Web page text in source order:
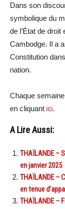
Dans son
symbolique du
de l’État de
Cambodge. Il a
Constitution
nation.
Chaque
en cliquant ici.
A Lire Aussi:
THAÏLANDE –
en janvier 2025
THAÏLANDE –
en tenue
THAÏLANDE –